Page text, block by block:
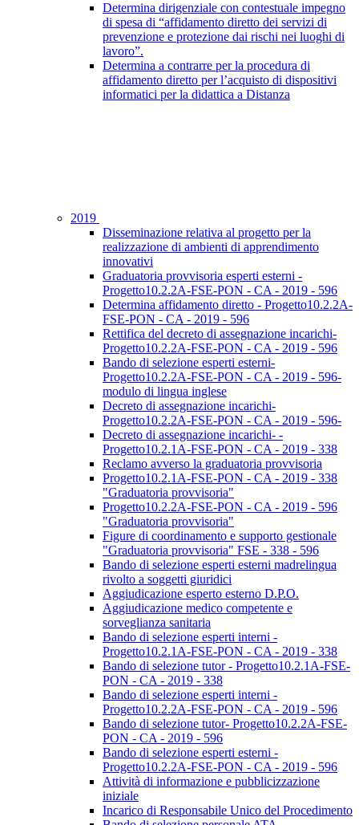
Determina dirigenziale con contestuale impegno
di spesa di “affidamento diretto dei servizi di
prevenzione e protezione dai rischi nei luoghi di
lavoro”.
Determina a contrarre per la procedura di
affidamento diretto per l’acquisto di dispositivi
informatici per la didattica a Distanza
2019
Disseminazione relativa al progetto per la
realizzazione di ambienti di apprendimento
innovativi
Graduatoria provvisoria esperti esterni -
Progetto10.2.2A-FSE-PON - CA - 2019 - 596
Determina affidamento diretto - Progetto10.2.2A-
FSE-PON - CA - 2019 - 596
Rettifica del decreto di assegnazione incarichi-
Progetto10.2.2A-FSE-PON - CA - 2019 - 596
Bando di selezione esperti esterni-
Progetto10.2.2A-FSE-PON - CA - 2019 - 596-
modulo di lingua inglese
Decreto di assegnazione incarichi-
Progetto10.2.2A-FSE-PON - CA - 2019 - 596-
Decreto di assegnazione incarichi- -
Progetto10.2.1A-FSE-PON - CA - 2019 - 338
Reclamo avverso la graduatoria provvisoria
Progetto10.2.1A-FSE-PON - CA - 2019 - 338
"Graduatoria provvisoria"
Progetto10.2.2A-FSE-PON - CA - 2019 - 596
"Graduatoria provvisoria"
Figure di coordinamento e supporto gestionale
"Graduatoria provvisoria" FSE - 338 - 596
Bando di selezione esperti esterni madrelingua
rivolto a soggetti giuridici
Aggiudicazione esperto esterno D.P.O.
Aggiudicazione medico competente e
sorveglianza sanitaria
Bando di selezione esperti interni -
Progetto10.2.1A-FSE-PON - CA - 2019 - 338
Bando di selezione tutor - Progetto10.2.1A-FSE-
PON - CA - 2019 - 338
Bando di selezione esperti interni -
Progetto10.2.2A-FSE-PON - CA - 2019 - 596
Bando di selezione tutor- Progetto10.2.2A-FSE-
PON - CA - 2019 - 596
Bando di selezione esperti esterni -
Progetto10.2.2A-FSE-PON - CA - 2019 - 596
Attività di informazione e pubblicizzazione
iniziale
Incarico di Responsabile Unico del Procedimento